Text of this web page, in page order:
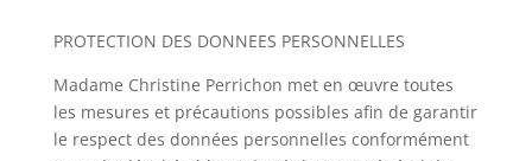
PROTECTION DES DONNEES PERSONNELLES
Madame Christine Perrichon met en œuvre toutes
les mesures et précautions possibles afin de garantir
le respect des données personnelles conformément